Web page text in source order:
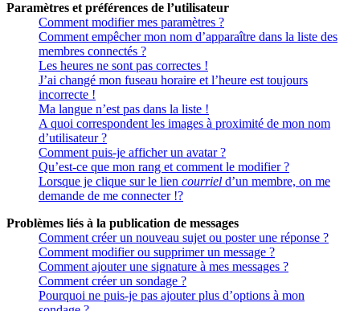
Paramètres et préférences de l’utilisateur
Comment modifier mes paramètres ?
Comment empêcher mon nom d’apparaître dans la liste des
membres connectés ?
Les heures ne sont pas correctes !
J’ai changé mon fuseau horaire et l’heure est toujours
incorrecte !
Ma langue n’est pas dans la liste !
A quoi correspondent les images à proximité de mon nom
d’utilisateur ?
Comment puis-je afficher un avatar ?
Qu’est-ce que mon rang et comment le modifier ?
Lorsque je clique sur le lien courriel d’un membre, on me
demande de me connecter !?
Problèmes liés à la publication de messages
Comment créer un nouveau sujet ou poster une réponse ?
Comment modifier ou supprimer un message ?
Comment ajouter une signature à mes messages ?
Comment créer un sondage ?
Pourquoi ne puis-je pas ajouter plus d’options à mon